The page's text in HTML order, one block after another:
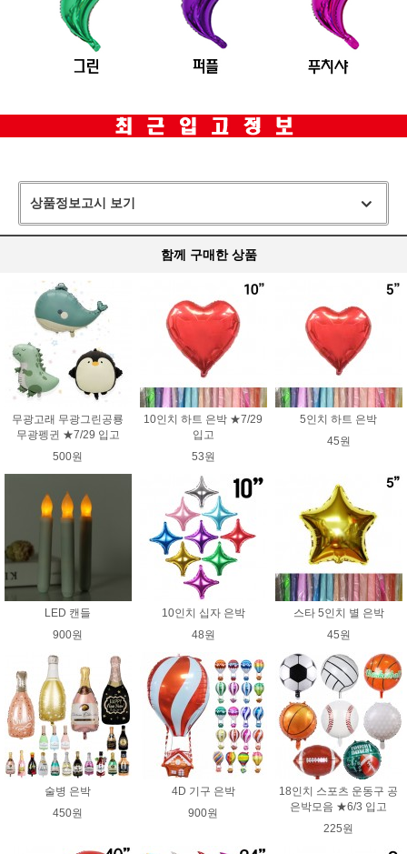
상품정보고시 보기
함께 구매한 상품
무광고래 무광그린공룡
무광펭귄 ★7/29 입고
500원
10인치 하트 은박 ★7/29
입고
53원
5인치 하트 은박
45원
LED 캔들
900원
10인치 십자 은박
48원
스타 5인치 별 은박
45원
술병 은박
450원
4D 기구 은박
900원
18인치 스포츠 운동구 공
은박모음 ★6/3 입고
225원